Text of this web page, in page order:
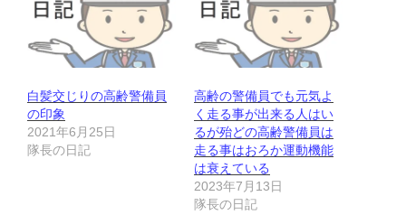
白髪交じりの高齢警備員
の印象
2021年6月25日
隊長の日記
高齢の警備員でも元気よ
く走る事が出来る人はい
るが殆どの高齢警備員は
走る事はおろか運動機能
は衰えている
2023年7月13日
隊長の日記